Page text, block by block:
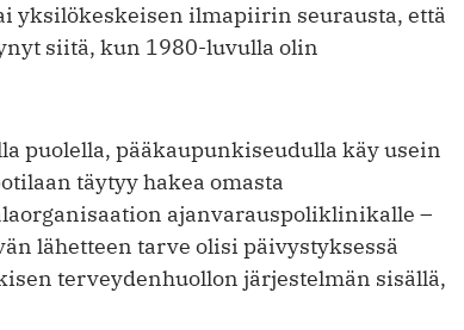
yksilökeskeisen ilmapiirin seurausta, että
siitä, kun 1980-luvulla olin
puolella, pääkaupunkiseudulla käy usein
täytyy hakea omasta
ajanvarauspoliklinikalle –
lähetteen tarve olisi päivystyksessä
terveydenhuollon järjestelmän sisällä,